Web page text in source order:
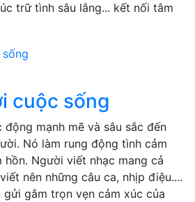
trữ tình sâu lắng... kết nối tâm
cuộc sống
mạnh mẽ và sâu sắc đến
Nó làm rung động tình cảm
Người viết nhạc mang cả
nên những câu ca, nhịp điệu....
gắm trọn vẹn cảm xúc của